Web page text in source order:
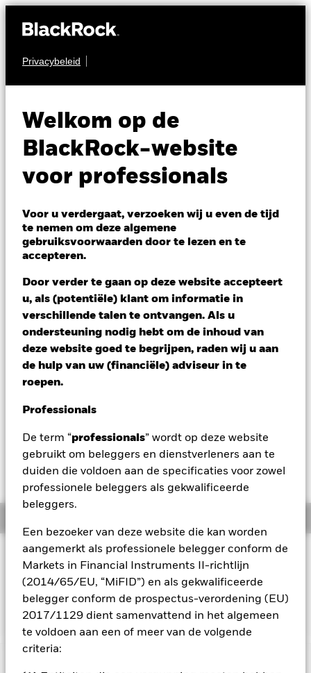
Privacybeleid
Welkom op de
BlackRock-website
voor professionals
Voor u verdergaat, verzoeken wij u even de tijd
te nemen om deze algemene
gebruiksvoorwaarden door te lezen en te
accepteren.
Door verder te gaan op deze website accepteert
u, als (potentiële) klant om informatie in
verschillende talen te ontvangen. Als u
ondersteuning nodig hebt om de inhoud van
deze website goed te begrijpen, raden wij u aan
de hulp van uw (financiële) adviseur in te
roepen.
Professionals
De term “professionals” wordt op deze website
gebruikt om beleggers en dienstverleners aan te
duiden die voldoen aan de specificaties voor zowel
professionele beleggers als gekwalificeerde
beleggers.
Een bezoeker van deze website die kan worden
aangemerkt als professionele belegger conform de
Markets in Financial Instruments II-richtlijn
(2014/65/EU, “MiFID”) en als gekwalificeerde
belegger conform de prospectus-verordening (EU)
2017/1129 dient samenvattend in het algemeen
te voldoen aan een of meer van de volgende
criteria:
AANDELEN
EUN
Europe 50 UCITS
ETF
EUR 56,33
Variatie 52wk: 45,31 - 56,38
Verandering NAV 1 dag per 05/aug/2026
EUR -0,06 (-0,10%)
Totaalrendement per 04/aug/2026
YTD:
Op 28 oktober 2025 worden een of meer
handelslijnen van dit fonds van de beurs
gehaald of stopgezet. Nadere informatie vindt u
in de brief aan de aandeelhouders.
BELEGGINGSDOEL
Het fonds streeft ernaar het rendement te volgen van een
index die bestaat uit de 50 grootste ondernemingen uit
Europese ontwikkelde landen.